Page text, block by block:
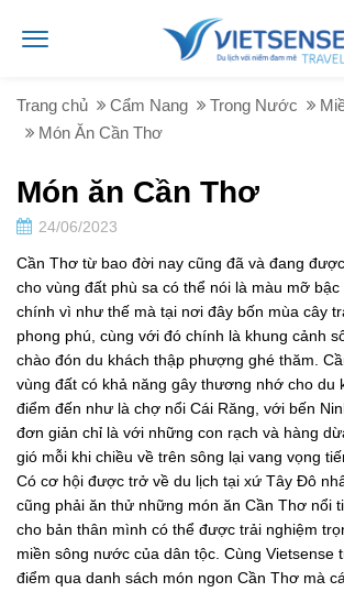
Trang chủ Cẩm Nang Trong Nước
Món Ăn Cần Thơ
Món ăn Cần Thơ
24/06/2023
Cần Thơ từ bao đời nay cũng đã và đang
cho vùng đất phù sa có thể nói là màu mỡ bậc
chính vì như thế mà tại nơi đây bốn mùa cây
phong phú, cùng với đó chính là khung cảnh
chào đón du khách thập phượng ghé thăm.
vùng đất có khả năng gây thương nhớ cho du
điểm đến như là chợ nổi Cái Răng, với bến
đơn giản chỉ là với những con rạch và hàng
gió mỗi khi chiều về trên sông lại vang vọng
Có cơ hội được trở về du lịch tại xứ Tây Đô
cũng phải ăn thử những món ăn Cần Thơ nổi
cho bản thân mình có thể được trải nghiệm
miền sông nước của dân tộc. Cùng Vietsense
điểm qua danh sách món ngon Cần Thơ mà